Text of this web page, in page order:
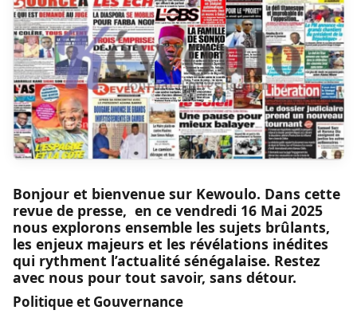
Bonjour et bienvenue sur Kewoulo. Dans cette
revue de presse, en ce vendredi 16 Mai 2025
nous explorons ensemble les sujets brûlants,
les enjeux majeurs et les révélations inédites
qui rythment l’actualité sénégalaise. Restez
avec nous pour tout savoir, sans détour.
Politique et Gouvernance